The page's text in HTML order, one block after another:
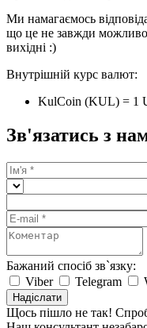
Ми намагаємось
що це не завжди можливо
вихідні :)
Внутрішній курс валют:
KulCoin (KUL) = 1
Зв'язатись з
Бажаний спосіб зв`язку:
Viber
Telegram
Надіслати
Щось пішло не так!